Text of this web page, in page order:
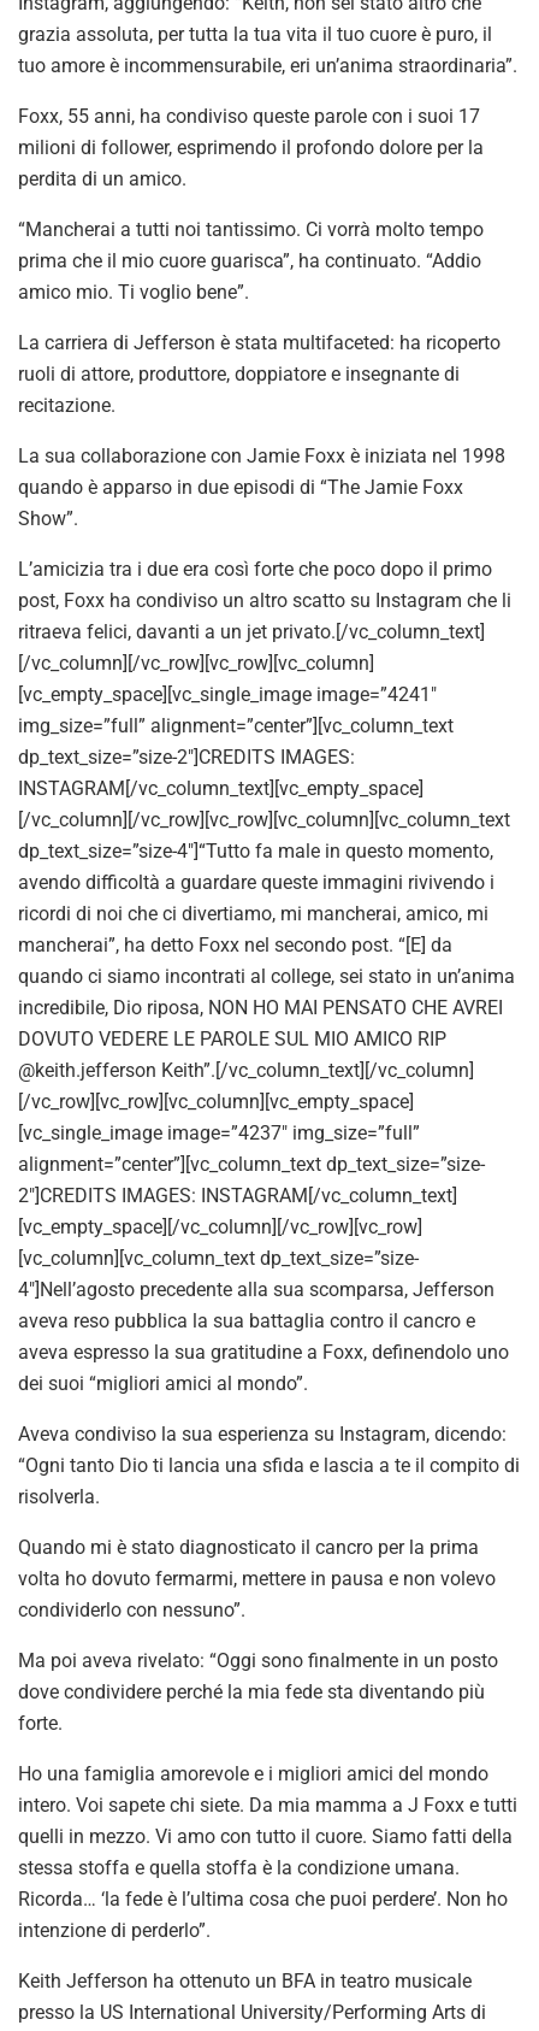
grazia assoluta, per tutta la tua vita il tuo cuore è puro, il
tuo amore è incommensurabile, eri un’anima straordinaria”.
Foxx, 55 anni, ha condiviso queste parole con i suoi 17
milioni di follower, esprimendo il profondo dolore per la
perdita di un amico.
“Mancherai a tutti noi tantissimo. Ci vorrà molto tempo
prima che il mio cuore guarisca”, ha continuato. “Addio
amico mio. Ti voglio bene”.
La carriera di Jefferson è stata multifaceted: ha ricoperto
ruoli di attore, produttore, doppiatore e insegnante di
recitazione.
La sua collaborazione con Jamie Foxx è iniziata nel 1998
quando è apparso in due episodi di “The Jamie Foxx
Show”.
L’amicizia tra i due era così forte che poco dopo il primo
post, Foxx ha condiviso un altro scatto su Instagram che li
ritraeva felici, davanti a un jet privato.[/vc_column_text]
[/vc_column][/vc_row][vc_row][vc_column]
[vc_empty_space][vc_single_image image=”4241″
img_size=”full” alignment=”center”][vc_column_text
dp_text_size=”size-2″]CREDITS IMAGES:
INSTAGRAM[/vc_column_text][vc_empty_space]
[/vc_column][/vc_row][vc_row][vc_column][vc_column_text
dp_text_size=”size-4″]“Tutto fa male in questo momento,
avendo difficoltà a guardare queste immagini rivivendo i
ricordi di noi che ci divertiamo, mi mancherai, amico, mi
mancherai”, ha detto Foxx nel secondo post. “[E] da
quando ci siamo incontrati al college, sei stato in un’anima
incredibile, Dio riposa, NON HO MAI PENSATO CHE AVREI
DOVUTO VEDERE LE PAROLE SUL MIO AMICO RIP
@keith.jefferson Keith”.[/vc_column_text][/vc_column]
[/vc_row][vc_row][vc_column][vc_empty_space]
[vc_single_image image=”4237″ img_size=”full”
alignment=”center”][vc_column_text dp_text_size=”size-
2″]CREDITS IMAGES: INSTAGRAM[/vc_column_text]
[vc_empty_space][/vc_column][/vc_row][vc_row]
[vc_column][vc_column_text dp_text_size=”size-
4″]Nell’agosto precedente alla sua scomparsa, Jefferson
aveva reso pubblica la sua battaglia contro il cancro e
aveva espresso la sua gratitudine a Foxx, definendolo uno
dei suoi “migliori amici al mondo”.
Aveva condiviso la sua esperienza su Instagram, dicendo:
“Ogni tanto Dio ti lancia una sfida e lascia a te il compito di
risolverla.
Quando mi è stato diagnosticato il cancro per la prima
volta ho dovuto fermarmi, mettere in pausa e non volevo
condividerlo con nessuno”.
Ma poi aveva rivelato: “Oggi sono finalmente in un posto
dove condividere perché la mia fede sta diventando più
forte.
Ho una famiglia amorevole e i migliori amici del mondo
intero. Voi sapete chi siete. Da mia mamma a J Foxx e tutti
quelli in mezzo. Vi amo con tutto il cuore. Siamo fatti della
stessa stoffa e quella stoffa è la condizione umana.
Ricorda… ‘la fede è l’ultima cosa che puoi perdere’. Non ho
intenzione di perderlo”.
Keith Jefferson ha ottenuto un BFA in teatro musicale
presso la US International University/Performing Arts di